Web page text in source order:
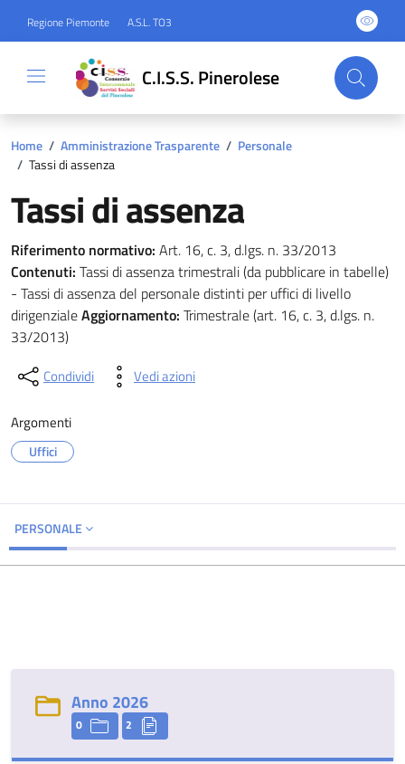
Regione Piemonte A.S.L. TO3
C.I.S.S. Pinerolese
Home / Amministrazione Trasparente / Personale
/ Tassi di assenza
Tassi di assenza
Riferimento normativo: Art. 16, c. 3, d.lgs. n. 33/2013
Contenuti: Tassi di assenza trimestrali (da pubblicare in tabelle)
- Tassi di assenza del personale distinti per uffici di livello
dirigenzialeAggiornamento: Trimestrale (art. 16, c. 3, d.lgs. n.
33/2013)
Condividi Vedi azioni
Argomenti
Uffici
PERSONALE
Anno 2026
0 2